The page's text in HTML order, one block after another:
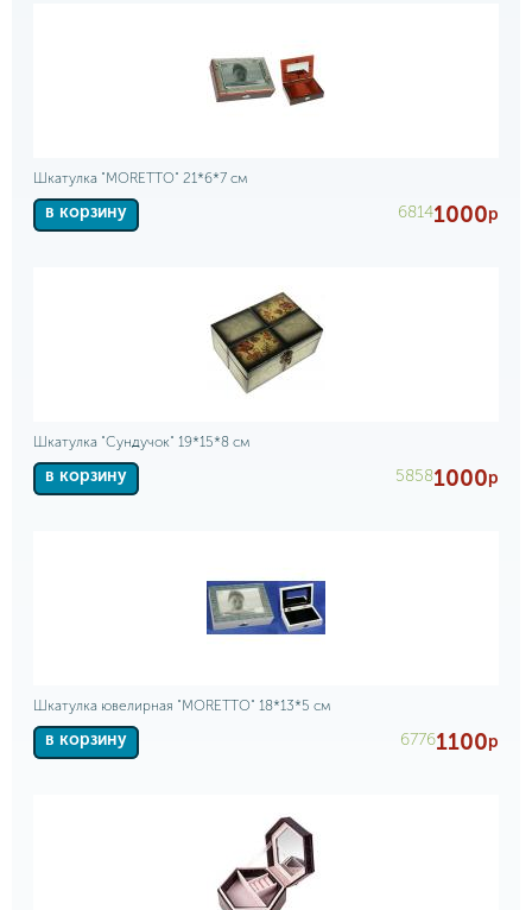
Шкатулка "MORETTO" 21*6*7 см
в корзину 68141000р
Шкатулка "Сундучок" 19*15*8 см
в корзину 58581000р
Шкатулка ювелирная "MORETTO" 18*13*5 см
в корзину 67761100р